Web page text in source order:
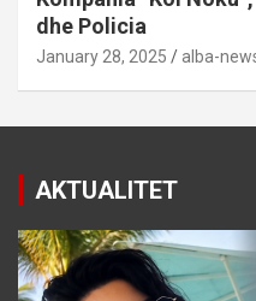
dhe Policia
January 28, 2025 alba-
AKTUALITET